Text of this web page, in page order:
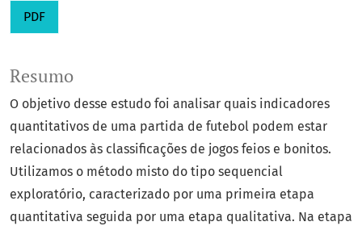
PDF
Resumo
O objetivo desse estudo foi analisar quais indicadores
quantitativos de uma partida de futebol podem estar
relacionados às classificações de jogos feios e bonitos.
Utilizamos o método misto do tipo sequencial
exploratório, caracterizado por uma primeira etapa
quantitativa seguida por uma etapa qualitativa. Na etapa